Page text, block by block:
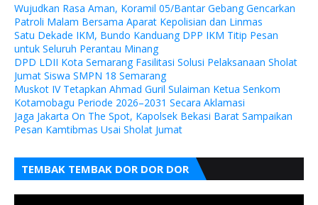
Wujudkan Rasa Aman, Koramil 05/Bantar Gebang Gencarkan
Patroli Malam Bersama Aparat Kepolisian dan Linmas
Satu Dekade IKM, Bundo Kanduang DPP IKM Titip Pesan
untuk Seluruh Perantau Minang
DPD LDII Kota Semarang Fasilitasi Solusi Pelaksanaan Sholat
Jumat Siswa SMPN 18 Semarang
Muskot IV Tetapkan Ahmad Guril Sulaiman Ketua Senkom
Kotamobagu Periode 2026–2031 Secara Aklamasi
Jaga Jakarta On The Spot, Kapolsek Bekasi Barat Sampaikan
Pesan Kamtibmas Usai Sholat Jumat
TEMBAK TEMBAK DOR DOR DOR